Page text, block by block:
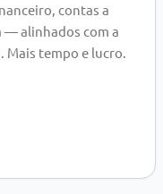
contas a
— alinhados com a
Mais tempo e lucro.